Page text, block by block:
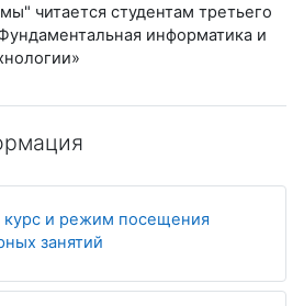
читается студентам третьего
информатика и
курс и режим посещения
занятий